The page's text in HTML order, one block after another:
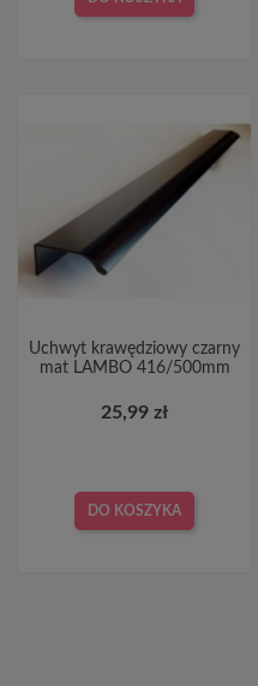
Uchwyt krawędziowy czarny
mat LAMBO 416/500mm
25,99 zł
DO KOSZYKA